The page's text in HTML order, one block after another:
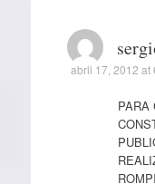
abril 17, 2012 at
PARA